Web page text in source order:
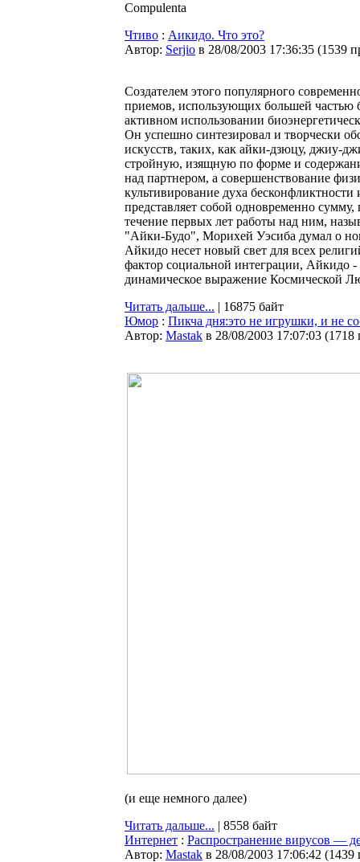
Compulenta
Чтиво : Аикидо. Что это?
Автор: Serjio в 28/08/2003 17:36:35 (1539
Создателем этого популярного
приемов, использующих большей частью
активном использовании
Он успешно синтезировал и творчески
искусств, таких, как айки-дзюцу, джиу-
стройную, изящную по форме и
над партнером, а совершенствование
культивирование духа
представляет собой одновременно
течение первых лет работы над ним,
"Айки-Будо", Морихей Уэсиба думал о
Айкидо несет новый свет для всех
фактор социальной интеграции, Айкидо -
динамическое выражение Космической
Читать дальше... | 16875 байт
Юмор : Пикча дня:это не игрушки, и не
Автор: Мastak в 28/08/2003 17:07:03 (1718
(и еще немного далее)
Читать дальше... | 8558 байт
Интернет : Распространение вирусов —
Автор: Мastak в 28/08/2003 17:06:42 (1439